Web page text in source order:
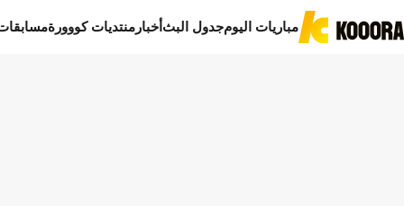
مباريات اليومجدول البثأخبار منتديات كووورة